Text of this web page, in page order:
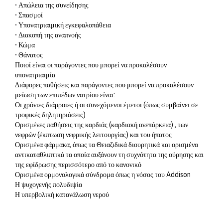
• Απώλεια της συνείδησης
• Σπασμοί
• Υπονατριαιμική εγκεφαλοπάθεια
• Διακοπή της αναπνοής
• Κώμα
• Θάνατος
Ποιοί είναι οι παράγοντες που μπορεί να προκαλέσουν
υπονατριαιμία
Διάφορες παθήσεις και παράγοντες που μπορεί να προκαλέσουν
μείωση των επιπέδων νατρίου είναι:
Οι χρόνιες διάρροιες ή οι συνεχόμενοι έμετοι (όπως συμβαίνει σε
τροφικές δηλητηριάσεις)
Ορισμένες παθήσεις της καρδιάς (καρδιακή ανεπάρκεια) , των
νεφρών (έκπτωση νεφρικής λειτουργίας) και του ήπατος
Ορισμένα φάρμακα, όπως τα Θειαζιδικά διουρητικά και ορισμένα
αντικαταθλιπτικά τα οποία αυξάνουν τη συχνότητα της ούρησης και
της εφίδρωσης περισσότερο από το κανονικό
Ορισμένα ορμονολογικά σύνδρομα όπως η νόσος του Addison
Η ψυχογενής πολυδιψία
Η υπερβολική κατανάλωση νερού